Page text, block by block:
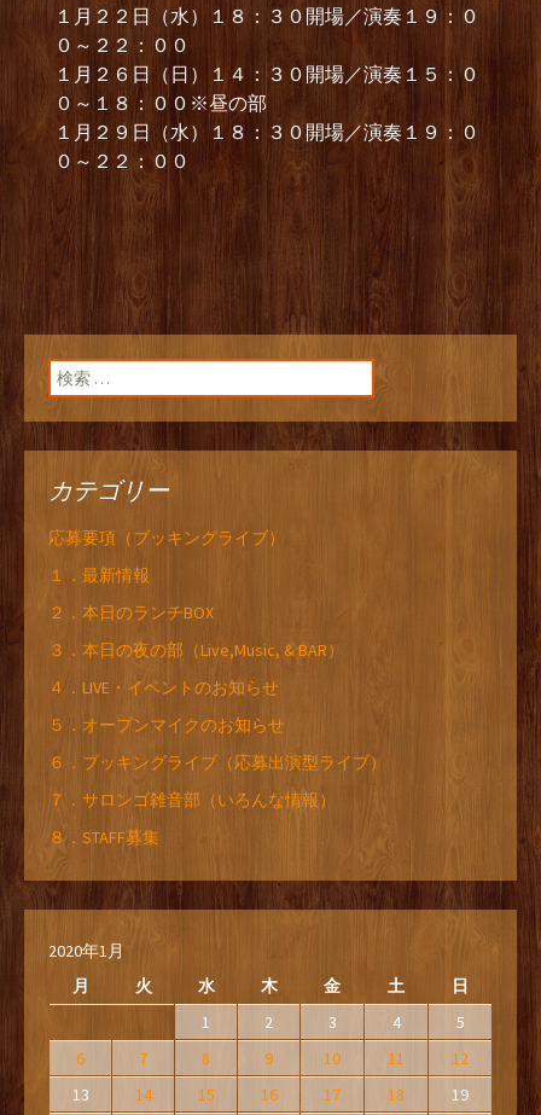
１月２２日（水）１８：３０開場／演奏１９：０
０～２２：００
１月２６日（日）１４：３０開場／演奏１５：０
０～１８：００※昼の部
１月２９日（水）１８：３０開場／演奏１９：０
０～２２：００
検索:
カテゴリー
応募要項（ブッキングライブ）
１．最新情報
２．本日のランチBOX
３．本日の夜の部（Live,Music, & BAR）
４．LIVE・イベントのお知らせ
５．オープンマイクのお知らせ
６．ブッキングライブ（応募出演型ライブ）
７．サロンゴ雑音部（いろんな情報）
８．STAFF募集
2020年1月
月
火 水 木 金 土 日
1 2 3 4
5
6
7 8 9 10 11
12
13
14 15 16 17 18
19